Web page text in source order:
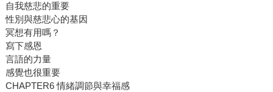
自我慈悲的重要
性別與慈悲心的基因
冥想有用嗎？
寫下感恩
言語的力量
感覺也很重要
CHAPTER6 情緒調節與幸福感